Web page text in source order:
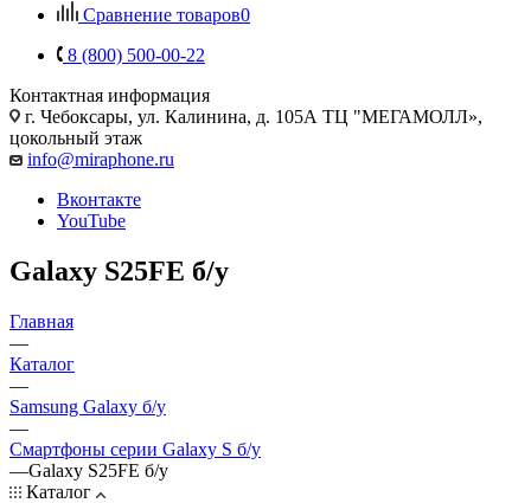
Сравнение товаров0
8 (800) 500-00-22
Контактная информация
г. Чебоксары, ул. Калинина, д. 105А ТЦ "МЕГАМОЛЛ»,
цокольный этаж
info@miraphone.ru
Вконтакте
YouTube
Galaxy S25FE б/у
Главная
—
Каталог
—
Samsung Galaxy б/у
—
Смартфоны серии Galaxy S б/у
—Galaxy S25FE б/у
Каталог